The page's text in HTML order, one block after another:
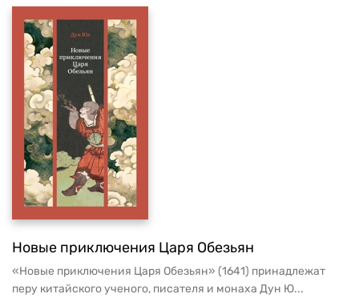
Новые приключения Царя Обезьян
«Новые приключения Царя Обезьян» (1641) принадлежат
перу китайского ученого, писателя и монаха Дун Ю...